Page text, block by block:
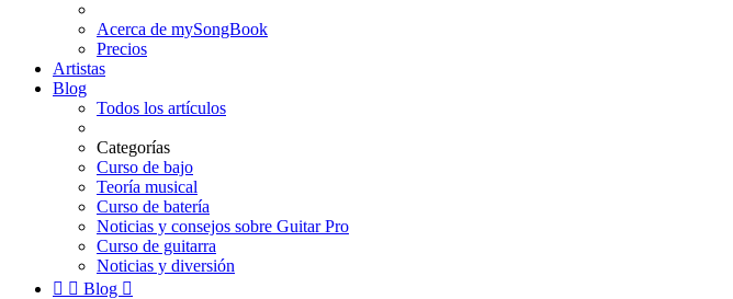
Acerca de mySongBook
Precios
Artistas
Blog
Todos los artículos
Categorías
Curso de bajo
Teoría musical
Curso de batería
Noticias y consejos sobre Guitar Pro
Curso de guitarra
Noticias y diversión
  Blog 